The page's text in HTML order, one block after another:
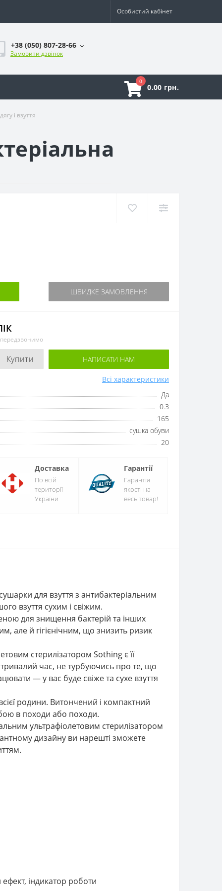
Особистий кабінет
+38 (050) 807-28-66
Замовити дзвінок
0
0.00 грн.
і взуття
ШВИДКЕ ЗАМОВЛЕННЯ
Купити НАПИСАТИ НАМ
Всі характеристики
Да
0.3
165
сушка обуви
20
Доставка
По всій
території
України
Гарантії
Гарантія
якості на
весь товар!
для взуття з антибактеріальним
взуття сухим і свіжим.
для знищення бактерій та інших
але й гігієнічним, що знизить ризик
стерилізатором Sothing є її
час, не турбуючись про те, що
— у вас буде свіже та сухе взуття
родини. Витончений і компактний
в походи або походи.
ультрафіолетовим стерилізатором
дизайну ви нарешті зможете
індикатор роботи